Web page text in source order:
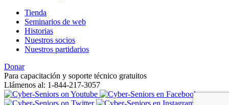
Tienda
Seminarios de web
Historias
Nuestros socios
Nuestros partidarios
Donar
Para capacitación y soporte técnico gratuitos
Llámenos al: 1-844-217-3057